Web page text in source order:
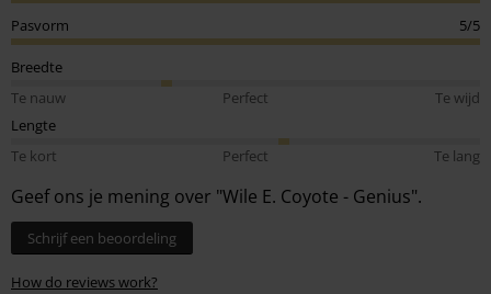
Pasvorm 5/5
Breedte
Te nauw
Perfect
Te wijd
Lengte
Te kort
Perfect Te lang
Geef ons je mening over "Wile E. Coyote - Genius".
Schrijf een beoordeling
How do reviews work?